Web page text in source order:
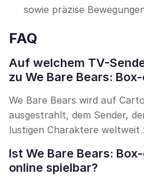
sowie präzise
FAQ
Auf welchem TV-
zu We Bare Bears:
We Bare Bears wird auf
ausgestrahlt, dem Sender,
lustigen Charaktere weltweit
Ist We Bare Bears:
online spielbar?